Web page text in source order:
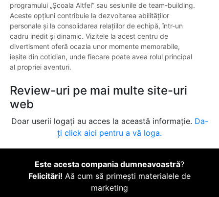
programului „Școala Altfel” sau sesiunile de team-building.
Aceste opțiuni contribuie la dezvoltarea abilităților
personale și la consolidarea relațiilor de echipă, într-un
cadru inedit și dinamic. Vizitele la acest centru de
divertisment oferă ocazia unor momente memorabile,
ieșite din cotidian, unde fiecare poate avea rolul principal
al propriei aventuri.
Review-uri pe mai multe site-uri
web
Doar userii logați au acces la această informație. Da-
ți click aici pentru a vă loga.
Este acesta compania dumneavoastră?
Felicitări! Aă cum să primești materialele de
marketing